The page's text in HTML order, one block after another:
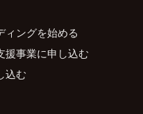
ィングを始める
援事業に申し込む
込む